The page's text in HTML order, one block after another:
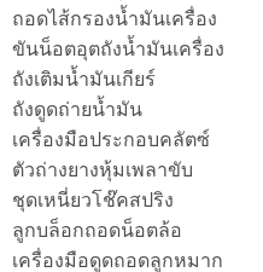
ถอดไส้กรองน้ำมันเครื่อง
ขันน็อตอุตถังน้ำมันเครื่อง
ถังเติมน้ำมันเกียร์
ถังดูดถ่ายน้ำมัน
เครื่องมือประกอบคลัตซ์
ตัวถ่างยางหุ้มเพลาขับ
ชุดเหนี่ยวโช๊คสปริง
ลูกบล็อกถอดน็อตล้อ
เครื่องมือดูดถอดลูกหมาก